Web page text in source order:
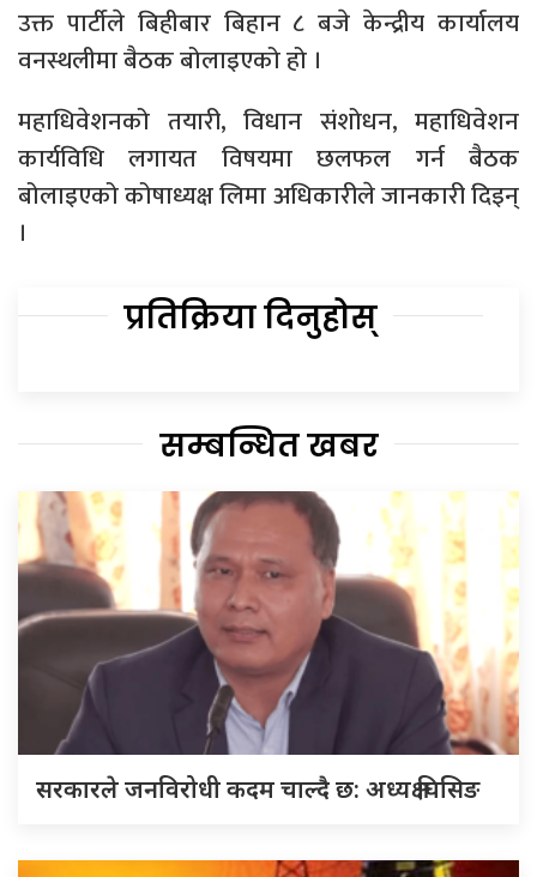
उक्त पार्टीले बिहीबार बिहान ८ बजे केन्द्रीय कार्यालय
वनस्थलीमा बैठक बोलाइएको हो ।
महाधिवेशनको तयारी, विधान संशोधन, महाधिवेशन
कार्यविधि लगायत विषयमा छलफल गर्न बैठक
बोलाइएको कोषाध्यक्ष लिमा अधिकारीले जानकारी दिइन्
।
प्रतिक्रिया दिनुहोस्
सम्बन्धित खबर
सरकारले जनविरोधी कदम चाल्दै छ: अध्यक्ष घिसिङ